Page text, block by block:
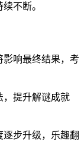
不断。
影响最终结果，考
，提升解谜成就
步升级，乐趣翻